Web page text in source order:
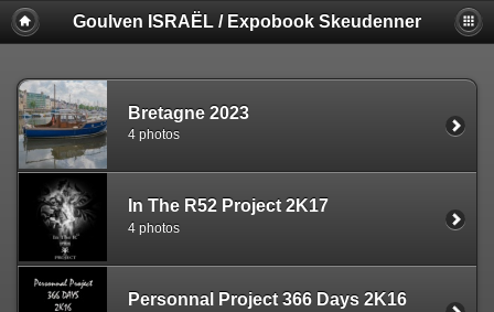
Goulven ISRAËL / Expobook Skeudenner
Bretagne 2023
4 photos
In The R52 Project 2K17
4 photos
Personnal Project 366 Days 2K16